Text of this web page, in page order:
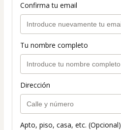
Confirma tu email
Tu nombre completo
Dirección
Apto, piso, casa, etc. (Opcional)